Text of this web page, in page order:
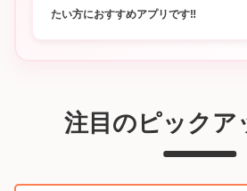
たい方におすすめアプリです‼
注目のピックア